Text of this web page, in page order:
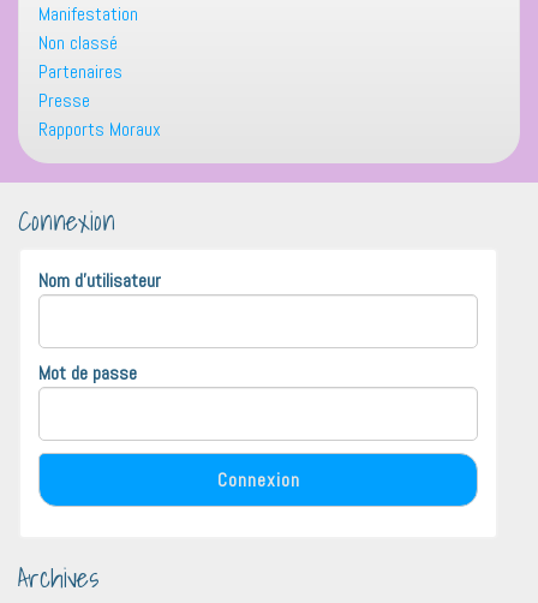
Manifestation
Non classé
Partenaires
Presse
Rapports Moraux
Connexion
Nom d'utilisateur
Mot de passe
Archives